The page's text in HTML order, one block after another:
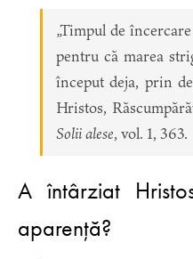
„Timpul de
pentru că marea
început deja, prin
Hristos,
Solii alese, vol. 1, 363.
A întârziat
aparență?